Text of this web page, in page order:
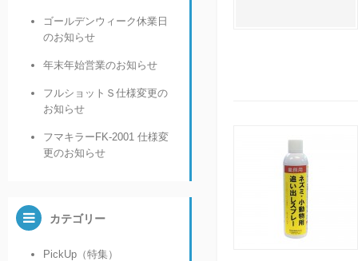
ゴールデンウィーク休業日
のお知らせ
年末年始営業のお知らせ
フルショットＳ仕様変更の
お知らせ
フマキラーFK-2001 仕様変
更のお知らせ
カテゴリー
PickUp（特集）